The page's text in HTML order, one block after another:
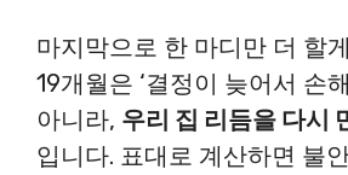
마지막으로 한 마디만 더 할
19개월은 ‘결정이 늦어서 손
아니라, 우리 집 리듬을 다시
입니다. 표대로 계산하면 불